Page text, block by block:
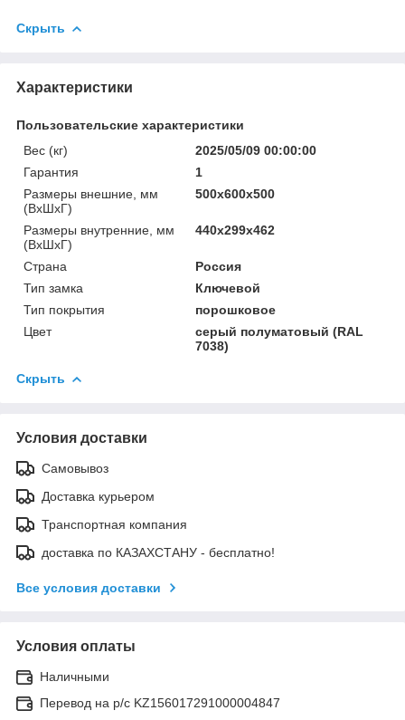
Скрыть
Характеристики
Пользовательские характеристики
Вес (кг)
2025/05/09 00:00:00
Гарантия
1
Размеры внешние, мм
(ВхШхГ)
500x600x500
Размеры внутренние, мм
(ВхШхГ)
440x299x462
Страна
Россия
Тип замка
Ключевой
Тип покрытия
порошковое
Цвет
серый полуматовый (RAL
7038)
Скрыть
Условия доставки
Самовывоз
Доставка курьером
Транспортная компания
доставка по КАЗАХСТАНУ - бесплатно!
Все условия доставки
Условия оплаты
Наличными
Перевод на р/с KZ156017291000004847